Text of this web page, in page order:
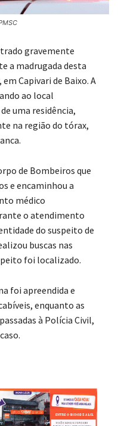
gravemente
a madrugada desta
Capivari de Baixo. A
ao local
uma residência,
na região do tórax,
de Bombeiros que
e encaminhou a
médico
o atendimento
do suspeito de
buscas nas
foi localizado.
foi apreendida e
enquanto as
à Polícia Civil,